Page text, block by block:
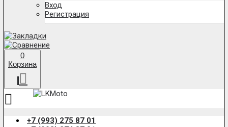
Вход
Регистрация
0
Корзина
+7 (993) 275 87 01